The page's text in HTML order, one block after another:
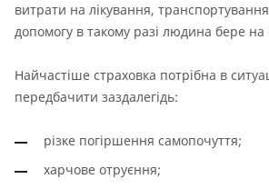
витрати на лікування,
допомогу в такому разі людина бере на
Найчастіше страховка потрібна в
передбачити заздалегідь:
різке погіршення самопочуття;
харчове отруєння;